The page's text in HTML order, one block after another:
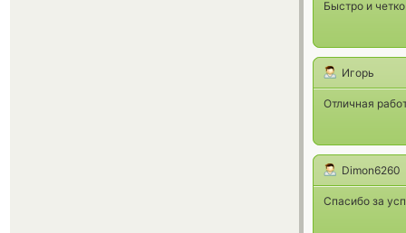
Быстро и
Игорь
Отличная
Dimon6260
Спасибо за